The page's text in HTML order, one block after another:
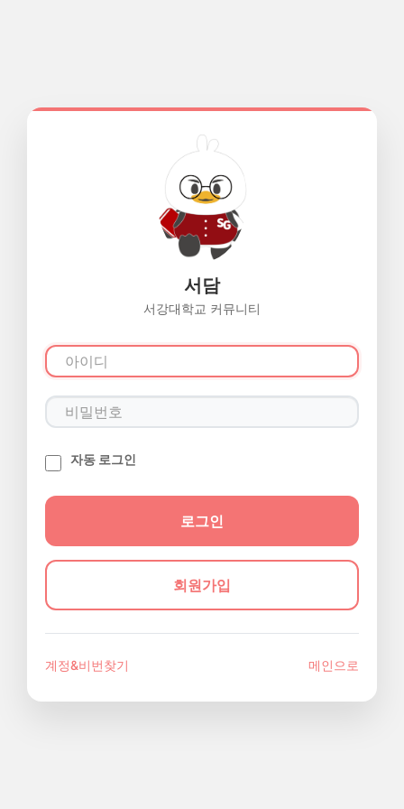
서담
서강대학교 커뮤니티
자동 로그인
회원가입
계정&비번찾기 메인으로